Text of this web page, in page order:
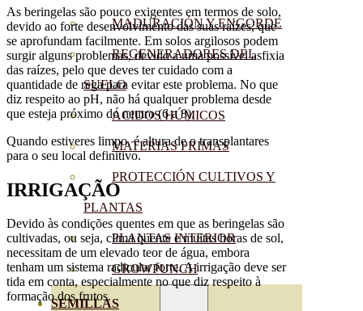
MADURACIÓN Y ENGORDE
REGENERADORES DEL
SUELO
ÁCIDOS HÚMICOS
MATERIAS PRIMAS
PROTECCIÓN CULTIVOS Y
PLANTAS
PLANTAS INTERIOR
GROWPUNCH
SEMILLAS
As beringelas são pouco exigentes em termos de solo,
devido ao forte desenvolvimento das suas raízes, que
se aprofundam facilmente. Em solos argilosos podem
surgir alguns problemas, devido a uma possível asfixia
das raízes, pelo que deves ter cuidado com a
quantidade de rega para evitar este problema. No que
diz respeito ao pH, não há qualquer problema desde
que esteja próximo do neutro (6 a 8).
Quando estiveres limpo, é altura de o transplantares
para o seu local definitivo.
IRRIGAÇÃO
Devido às condições quentes em que as beringelas são
cultivadas, ou seja, clima quente e muitas horas de sol,
necessitam de um elevado teor de água, embora
tenham um sistema radicular forte. A irrigação deve ser
tida em conta, especialmente no que diz respeito à
formação dos frutos.